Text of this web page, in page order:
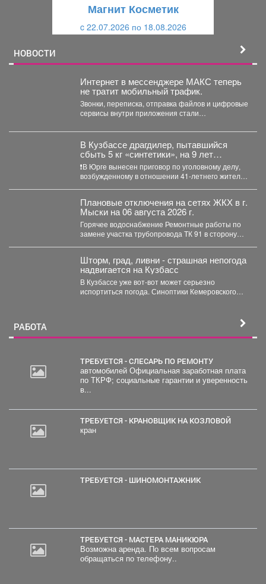
Магнит Косметик
c 22.07.2026 по 18.08.2026
НОВОСТИ
Интернет в мессенджере МАКС теперь
не тратит мобильный трафик.
Звонки, переписка, отправка файлов и цифровые
сервисы внутри приложения стали
В Кузбассе драгдилер, пытавшийся
сбыть 5 кг «синтетики», на 9 лет
отправится в колонию строгого режима
❗В Юрге вынесен приговор по уголовному делу,
возбужденному в отношении 41-летнего жителя
Плановые отключения на сетях ЖКХ в г.
Мыски на 06 августа 2026 г.
Горячее водоснабжение Ремонтные работы по
замене участка трубопровода ТК 91 в сторону
Шторм, град, ливни - страшная непогода
надвигается на Кузбасс
В Кузбассе уже вот-вот может серьезно
испортиться погода. Синоптики Кемеровского
РАБОТА
ТРЕБУЕТСЯ - СЛЕСАРЬ ПО РЕМОНТУ
автомобилей Официальная заработная плата
по ТКРФ; социальные гарантии и уверенность
в...
ТРЕБУЕТСЯ - КРАНОВЩИК НА КОЗЛОВОЙ
кран
ТРЕБУЕТСЯ - ШИНОМОНТАЖНИК
ТРЕБУЕТСЯ - МАСТЕРА МАНИКЮРА
Возможна аренда. По всем вопросам
обращаться по телефону..